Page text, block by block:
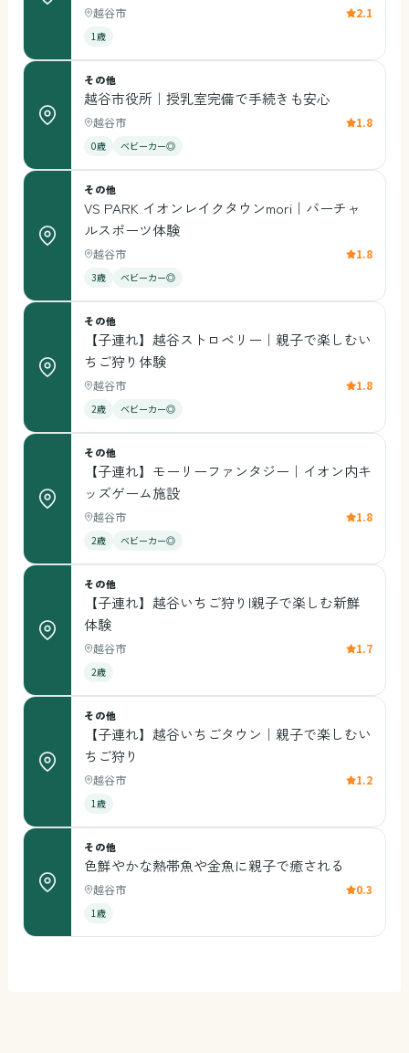
越谷市 2.1
1歳
その他
越谷市役所｜授乳室完備で手続きも安心
越谷市 1.8
0歳 ベビーカー◎
その他
VS PARK イオンレイクタウンmori｜バーチャ
ルスポーツ体験
越谷市 1.8
3歳 ベビーカー◎
その他
【子連れ】越谷ストロベリー｜親子で楽しむい
ちご狩り体験
越谷市 1.8
2歳 ベビーカー◎
その他
【子連れ】モーリーファンタジー｜イオン内キ
ッズゲーム施設
越谷市 1.8
2歳 ベビーカー◎
その他
【子連れ】越谷いちご狩り|親子で楽しむ新鮮
体験
越谷市 1.7
2歳
その他
【子連れ】越谷いちごタウン｜親子で楽しむい
ちご狩り
越谷市 1.2
1歳
その他
色鮮やかな熱帯魚や金魚に親子で癒される
越谷市 0.3
1歳